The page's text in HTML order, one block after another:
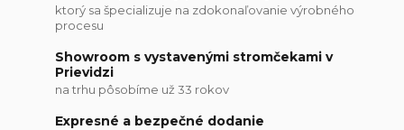
ktorý sa špecializuje na zdokonaľovanie výrobného
procesu
Showroom s vystavenými stromčekami v
Prievidzi
na trhu pôsobíme už 33 rokov
Expresné a bezpečné dodanie